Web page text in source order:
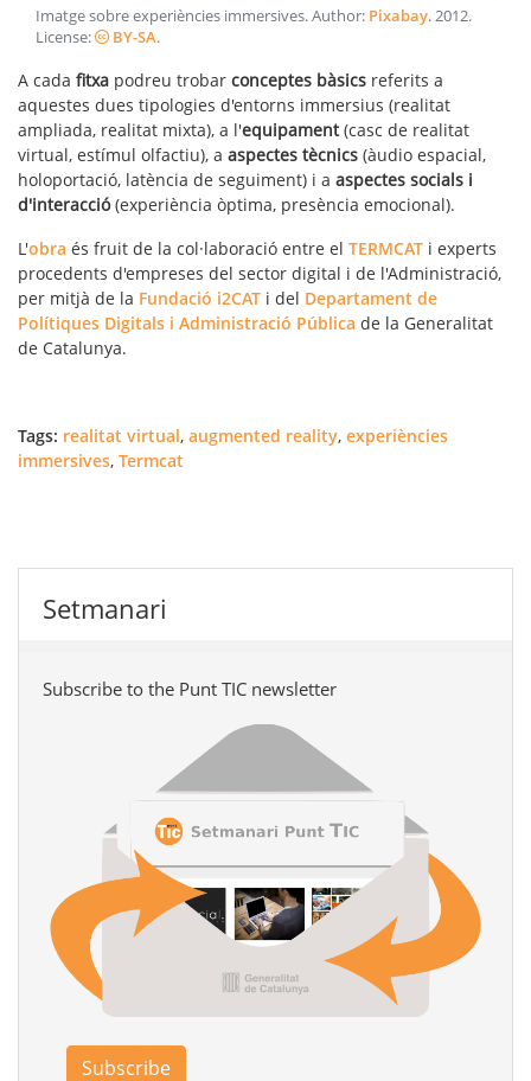
Imatge sobre experiències immersives. Author: Pixabay.2012.
License:
BY-SA.
A cada fitxa podreu trobar conceptes bàsics referits a
aquestes dues tipologies d'entorns immersius (realitat
ampliada, realitat mixta), a l'equipament(casc de realitat
virtual, estímul olfactiu), a aspectes tècnics (àudio espacial,
holoportació, latència de seguiment) i a aspectes socials i
d'interacció(experiència òptima, presència emocional).
L'obra és fruit de la col·laboració entre el TERMCAT i experts
procedents d'empreses del sector digital i de l'Administració,
per mitjà de la Fundació i2CAT i del Departament de
Polítiques Digitals i Administració Pública de la Generalitat
de Catalunya.
Tags: realitat virtual, augmented reality, experiències
immersives, Termcat
Setmanari
Subscribe to the Punt TIC newsletter
Subscribe